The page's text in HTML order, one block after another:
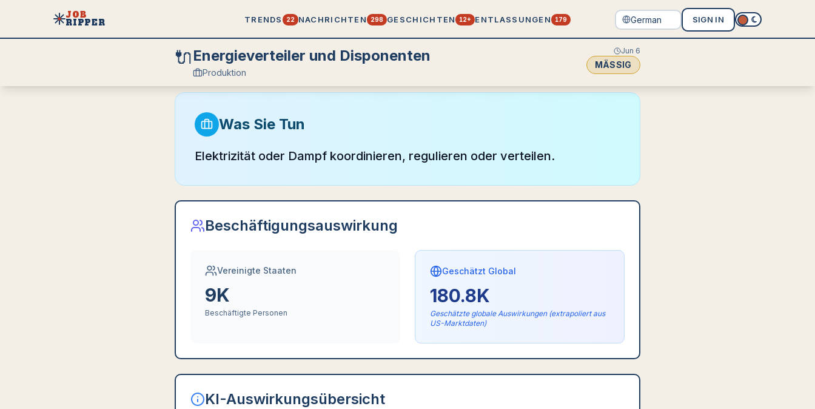
JOB
RIPPER TRENDS 22 NACHRICHTEN 298 GESCHICHTEN 12+ ENTLASSUNGEN 179 SIGN IN
🔌Energieverteiler und Disponenten
Produktion
Jun 6
MÄSSIG
Was Sie Tun
Elektrizität oder Dampf koordinieren, regulieren oder verteilen.
Beschäftigungsauswirkung
Vereinigte Staaten
9K
Beschäftigte Personen
Geschätzt Global
180.8K
Geschätzte globale Auswirkungen (extrapoliert aus
US-Marktdaten)
KI-Auswirkungsübersicht